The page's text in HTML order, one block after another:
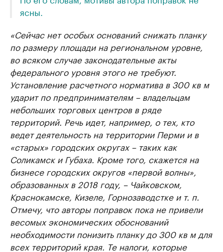
ясны.
«Сейчас нет особых оснований снижать планку
по размеру площади на региональном уровне,
во всяком случае законодательные акты
федерального уровня этого не требуют.
Установление расчетного норматива в 300 кв м
ударит по предпринимателям – владельцам
небольших торговых центров в ряде
территорий. Речь идет, например, о тех, кто
ведет деятельность на территории Перми и в
«старых» городских округах – таких как
Соликамск и Губаха. Кроме того, скажется на
бизнесе городских округов «первой волны»,
образованных в 2018 году, – Чайковском,
Краснокамске, Кизеле, Горнозаводстке и т. п.
Отмечу, что авторы поправок пока не привели
весомых экономических обоснований
необходимости понизить планку до 300 кв м для
всех территорий края. Те налоги, которые